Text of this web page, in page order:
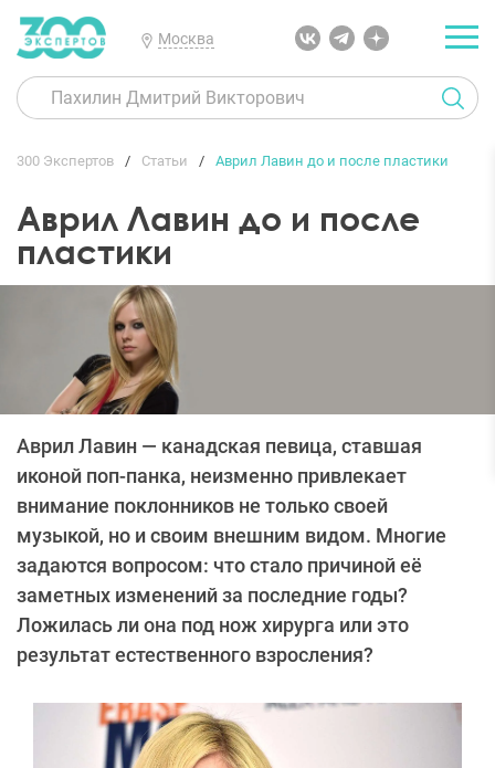
Москва
300 Экспертов Статьи Аврил Лавин до и после пластики
Аврил Лавин до и после
пластики
Аврил Лавин — канадская певица, ставшая
иконой поп-панка, неизменно привлекает
внимание поклонников не только своей
музыкой, но и своим внешним видом. Многие
задаются вопросом: что стало причиной её
заметных изменений за последние годы?
Ложилась ли она под нож хирурга или это
результат естественного взросления?